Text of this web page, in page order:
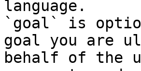
language.
`goal` is
goal you are
behalf of the